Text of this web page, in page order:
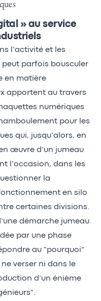
» au service
l’activité et les
parfois bousculer
en matière
apportent au travers
numériques
pour les
qui, jusqu’alors, en
œuvre d’un jumeau
l’occasion, dans les
la
en silo
certaines divisions.
démarche jumeau
par une phase
au "pourquoi"
verser ni dans le
d’un énième